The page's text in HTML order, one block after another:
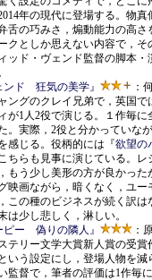
年の現代に登場する。物
舌の巧みさ，煽動能力の高
クとしか思えない内容で，
ッド・ヴェンド監督の脚本
ンド 狂気の美学』
：
ングのクレイ兄弟で，英国
が1人2役で演じる。１作毎
。実際，2役と分かっていな
感じる。役柄的には『欲望の
ちらも見事に演じている。
もう少し美形の方が良かっ
映画ながら，暗くなく，ユ
この種のビジネスが続く訳
は少し悲しく，淋しい。
ピー 偽りの隣人』
：
テリー文学大賞新人賞の受
いう設定にし，登場人物を
監督で，筆者の評価は1作毎